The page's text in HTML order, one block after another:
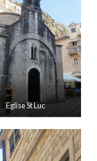
Eglise St Luc